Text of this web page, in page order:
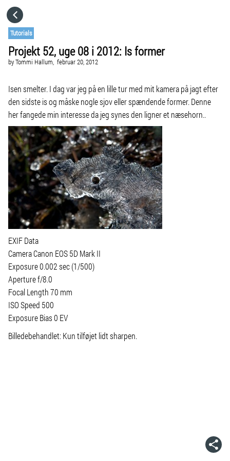
Tutorials
Projekt 52, uge 08 i 2012: Is former
byTommi Hallum, februar 20, 2012
Isen smelter. I dag var jeg på en lille tur med mit kamera på jagt efter
den sidste is og måske nogle sjov eller spændende former. Denne
her fangede min interesse da jeg synes den ligner et næsehorn..
EXIF Data
Camera Canon EOS 5D Mark II
Exposure 0.002 sec (1/500)
Aperture f/8.0
Focal Length 70 mm
ISO Speed 500
Exposure Bias 0 EV
Billedebehandlet: Kun tilføjet lidt sharpen.
CATEGORIES
GO TO
VISIT WEBSITE